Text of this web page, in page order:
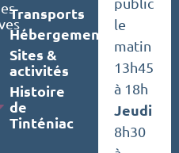
Transports
Hébergements
Sites &
activités
Histoire
de
Tinténiac
le
matin
13h45
à 18h
Jeudi
8h30